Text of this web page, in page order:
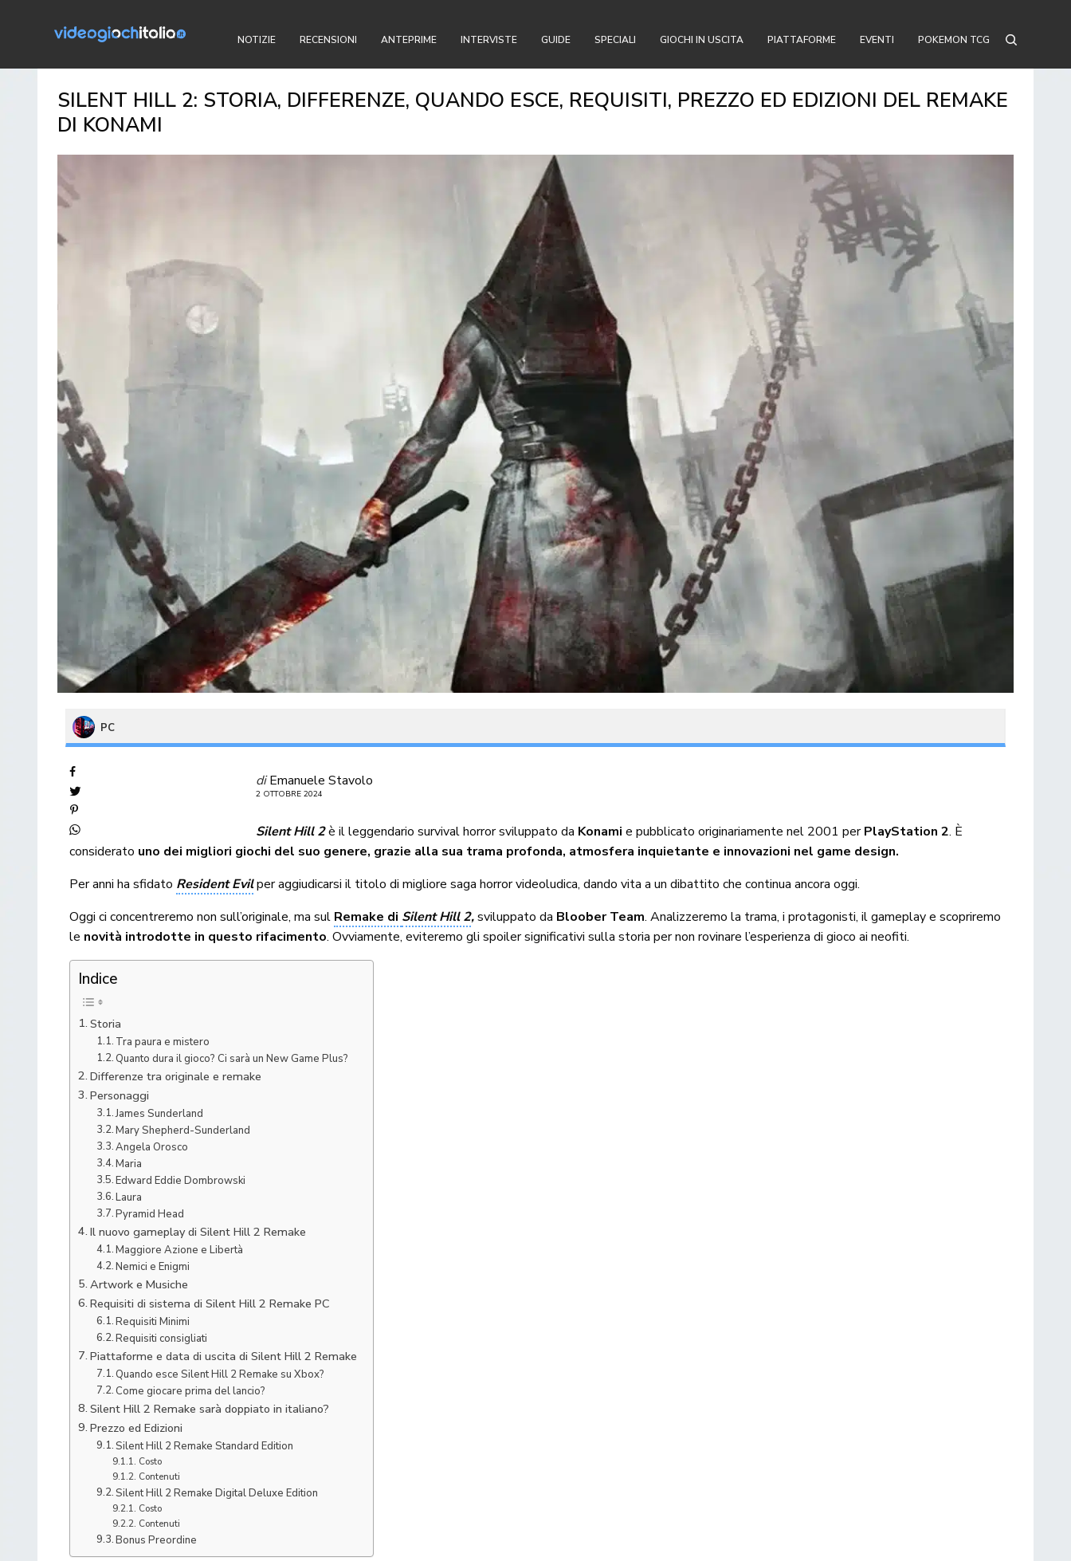
NOTIZIE RECENSIONI ANTEPRIME INTERVISTE GUIDE SPECIALI GIOCHI IN USCITA PIATTAFORME EVENTI POKEMON TCG
SILENT HILL 2: STORIA, DIFFERENZE, QUANDO ESCE, REQUISITI, PREZZO ED EDIZIONI DEL REMAKE
DI KONAMI
PC
di Emanuele Stavolo
2 OTTOBRE 2024
Silent Hill 2è il leggendario survival horror sviluppato da Konami e pubblicato originariamente nel 2001 perPlayStation 2. È
considerato uno dei migliori giochi del suo genere, grazie alla sua trama profonda, atmosfera inquietante e innovazioni nel game design.
Per anni ha sfidato Resident Evilper aggiudicarsi il titolo di migliore saga horror videoludica, dando vita a un dibattito che continua ancora oggi.
Oggi ci concentreremo non sull’originale, ma sul Remake di Silent Hill 2,sviluppato da Bloober Team. Analizzeremo la trama, i protagonisti, il gameplay e scopriremo
le novità introdotte in questo rifacimento. Ovviamente, eviteremo gli spoiler significativi sulla storia per non rovinare l’esperienza di gioco ai neofiti.
Indice
Storia
Tra paura e mistero
Quanto dura il gioco? Ci sarà un New Game Plus?
Differenze tra originale e remake
Personaggi
James Sunderland
Mary Shepherd-Sunderland
Angela Orosco
Maria
Edward Eddie Dombrowski
Laura
Pyramid Head
Il nuovo gameplay di Silent Hill 2 Remake
Maggiore Azione e Libertà
Nemici e Enigmi
Artwork e Musiche
Requisiti di sistema di Silent Hill 2 Remake PC
Requisiti Minimi
Requisiti consigliati
Piattaforme e data di uscita di Silent Hill 2 Remake
Quando esce Silent Hill 2 Remake su Xbox?
Come giocare prima del lancio?
Silent Hill 2 Remake sarà doppiato in italiano?
Prezzo ed Edizioni
Silent Hill 2 Remake Standard Edition
Costo
Contenuti
Silent Hill 2 Remake Digital Deluxe Edition
Costo
Contenuti
Bonus Preordine